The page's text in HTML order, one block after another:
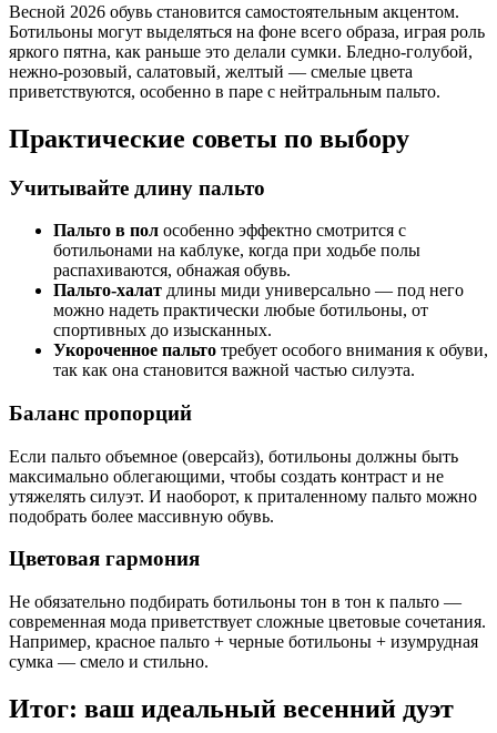
Весной 2026 обувь становится самостоятельным акцентом.
Ботильоны могут выделяться на фоне всего образа, играя роль
яркого пятна, как раньше это делали сумки. Бледно-голубой,
нежно-розовый, салатовый, желтый — смелые цвета
приветствуются, особенно в паре с нейтральным пальто.
Практические советы по выбору
Учитывайте длину пальто
Пальто в пол особенно эффектно смотрится с
ботильонами на каблуке, когда при ходьбе полы
распахиваются, обнажая обувь.
Пальто-халат длины миди универсально — под него
можно надеть практически любые ботильоны, от
спортивных до изысканных.
Укороченное пальто требует особого внимания к обуви,
так как она становится важной частью силуэта.
Баланс пропорций
Если пальто объемное (оверсайз), ботильоны должны быть
максимально облегающими, чтобы создать контраст и не
утяжелять силуэт. И наоборот, к приталенному пальто можно
подобрать более массивную обувь.
Цветовая гармония
Не обязательно подбирать ботильоны тон в тон к пальто —
современная мода приветствует сложные цветовые сочетания.
Например, красное пальто + черные ботильоны + изумрудная
сумка — смело и стильно.
Итог: ваш идеальный весенний дуэт